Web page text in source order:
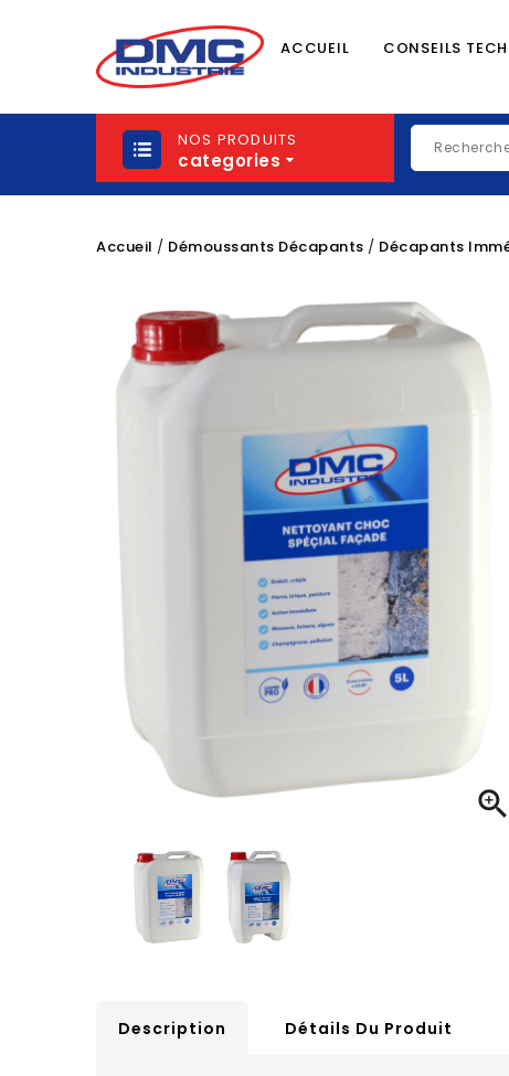
ACCUEIL CONSEILS
NOS PRODUITS
categories
Accueil Démoussants Décapants Décapants

Description Détails Du Produit